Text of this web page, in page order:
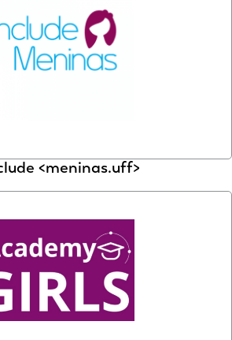
<meninas.uff>